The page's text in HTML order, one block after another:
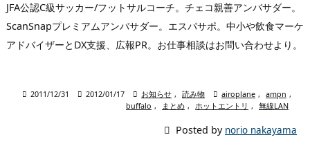
JFA公認C級サッカー/フットサルコーチ。チェコ親善アンバサダー。
ScanSnapプレミアムアンバサダー。エスパサポ。中小や飲食マーケ
アドバイザーとDX支援、広報PR。お仕事相談はお問い合わせより。
 2011/12/31  2012/01/17  お知らせ , 読み物  airoplane , ampn ,
buffalo , まとめ , ホットエントリ , 無線LAN
 Posted by norio nakayama